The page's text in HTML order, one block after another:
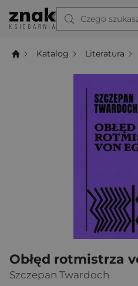
Czego
Katalog Literatura
Obłęd rotmistrza
Szczepan Twardoch